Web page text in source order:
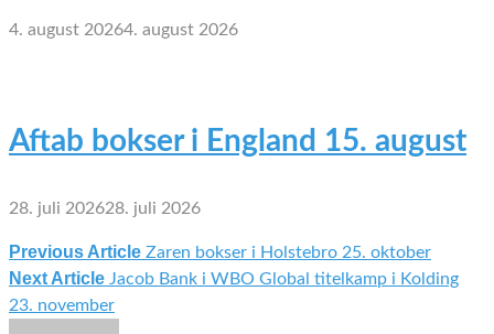
4. august 20264. august 2026
Aftab bokser i England 15. august
28. juli 202628. juli 2026
Indlægsnavigation
Previous Article Zaren bokser i Holstebro 25. oktober
Next Article Jacob Bank i WBO Global titelkamp i Kolding
23. november